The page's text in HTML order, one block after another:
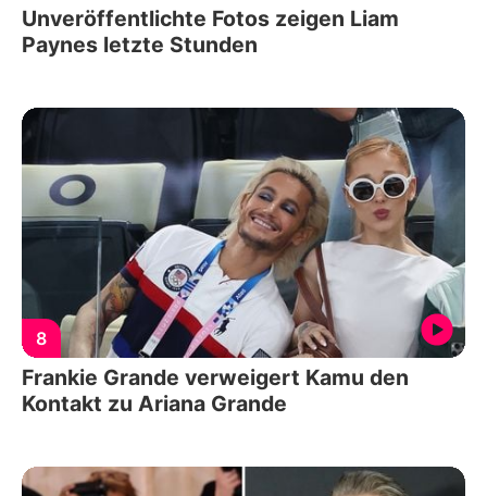
Unveröffentlichte Fotos zeigen Liam
Paynes letzte Stunden
8
Frankie Grande verweigert Kamu den
Kontakt zu Ariana Grande